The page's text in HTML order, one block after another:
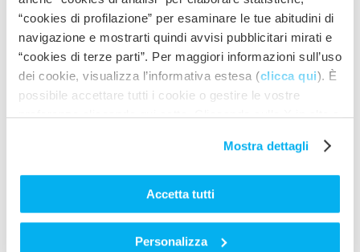
“cookies di profilazione” per esaminare le tue abitudini di
navigazione e mostrarti quindi avvisi pubblicitari mirati e
“cookies di terze parti”. Per maggiori informazioni sull’uso
dei cookie, visualizza l’informativa estesa (clicca qui). È
possibile accettare tutti i cookie o gestire le vostre
preferenze cliccando qui sotto. Cliccando sulla X in alto a
impostazioni predefinite che non consentono l’utilizzo di
cookie o altri strumenti di tracciamento diversi dai tecnici.
Mostra dettagli
Accetta tutti
Personalizza
LEGGI TUTTO
H-550 SAP